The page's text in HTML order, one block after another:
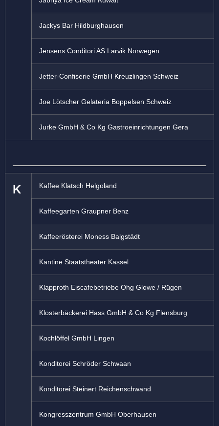
Jackys Bar Hildburghausen
Jensens Conditori AS Larvik Norwegen
Jetter-Confiserie GmbH Kreuzlingen Schweiz
Joe Lötscher Gelateria Boppelsen Schweiz
Jurke GmbH & Co Kg Gastroeinrichtungen Gera
K Kaffee Klatsch Helgoland
Kaffeegarten Graupner Benz
Kaffeerösterei Moness Balgstädt
Kantine Staatstheater Kassel
Klapproth Eiscafebetriebe Ohg Glowe / Rügen
Klosterbäckerei Hass GmbH & Co Kg Flensburg
Kochlöffel GmbH Lingen
Konditorei Schröder Schwaan
Konditorei Steinert Reichenschwand
Kongresszentrum GmbH Oberhausen